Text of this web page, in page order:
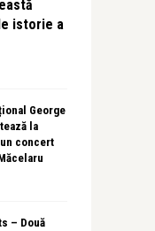
istorie a
George
la
concert
– Două